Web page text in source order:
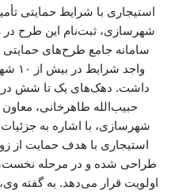
استیجاری با شرایط حمایتی
سامانه جامع طرح‌های
داشت. دهک‌های یک تا شش در
حبیب‌الله طاهرخانی،
شهرسازی، با اشاره به
استیجاری با هدف حمایت از
طراحی شده و در مرحله
اولویت قرار می‌دهد. به گفته